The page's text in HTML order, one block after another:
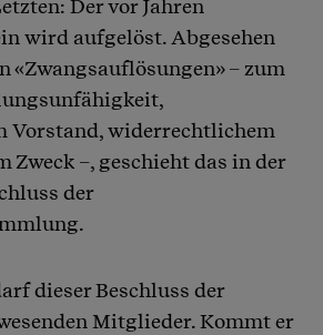
Der vor Jahren
wird aufgelöst. Abgesehen
«Zwangsauflösungen» – zum
Vorstand, widerrechtlichem
Zweck –, geschieht das in der
der
dieser Beschluss der
Mitglieder. Kommt er